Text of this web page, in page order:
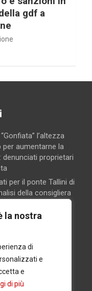
la nostra
di
e
e
di più
gdf a
l’altezza
per aumentarne la
denunciati proprietari
per il ponte Tallini di
della consigliera
per la
crollano le
di Santi
soltanto tre
la prima classe